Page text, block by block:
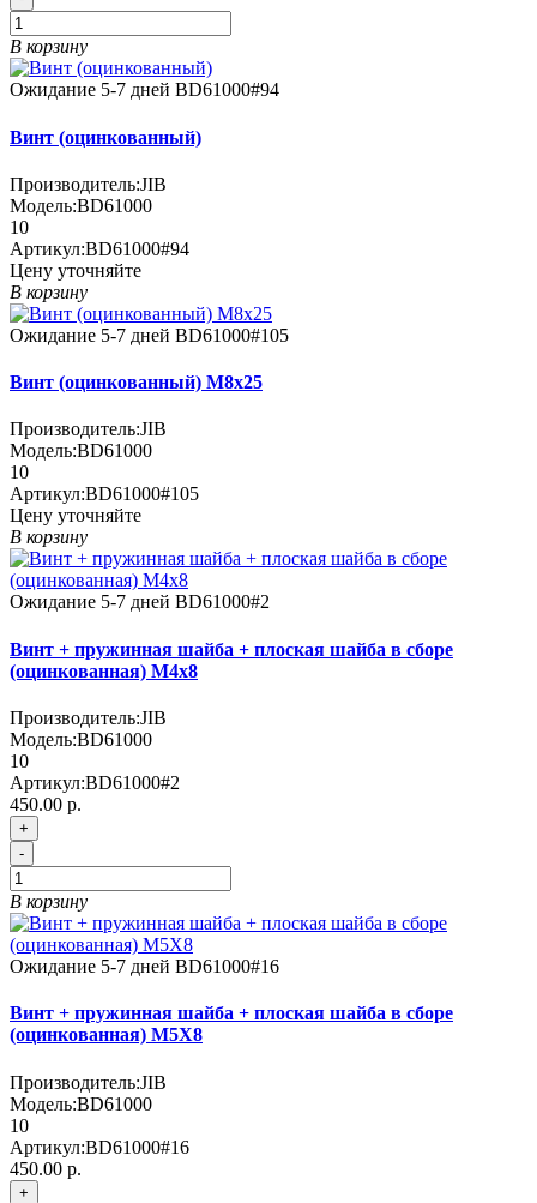
В корзину
Ожидание 5-7 дней BD61000#94
Винт (оцинкованный)
Производитель:JIB
Модель:BD61000
10
Артикул:BD61000#94
Цену уточняйте
В корзину
Ожидание 5-7 дней BD61000#105
Винт (оцинкованный) M8x25
Производитель:JIB
Модель:BD61000
10
Артикул:BD61000#105
Цену уточняйте
В корзину
Ожидание 5-7 дней BD61000#2
Винт + пружинная шайба + плоская шайба в сборе
(оцинкованная) M4x8
Производитель:JIB
Модель:BD61000
10
Артикул:BD61000#2
450.00 р.
+
-
В корзину
Ожидание 5-7 дней BD61000#16
Винт + пружинная шайба + плоская шайба в сборе
(оцинкованная) M5X8
Производитель:JIB
Модель:BD61000
10
Артикул:BD61000#16
450.00 р.
+